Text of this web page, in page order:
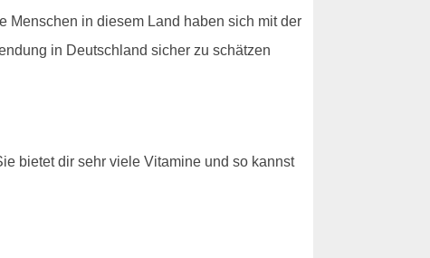
Menschen in diesem Land haben sich mit der
in Deutschland sicher zu schätzen
bietet dir sehr viele Vitamine und so kannst